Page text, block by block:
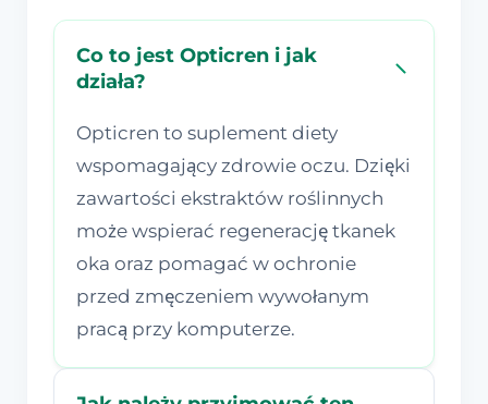
Co to jest Opticren i jak
działa?
Opticren to suplement diety
wspomagający zdrowie oczu. Dzięki
zawartości ekstraktów roślinnych
może wspierać regenerację tkanek
oka oraz pomagać w ochronie
przed zmęczeniem wywołanym
pracą przy komputerze.